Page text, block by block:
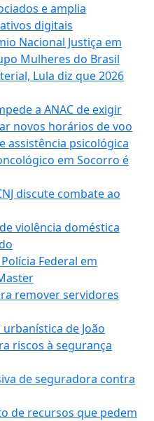
e amplia
digitais
Nacional Justiça em
Mulheres do Brasil
Lula diz que 2026
a ANAC de exigir
novos horários de voo
assistência psicológica
em Socorro é
discute combate ao
violência doméstica
Federal em
remover servidores
de João
riscos à segurança
de seguradora contra
de recursos que pedem